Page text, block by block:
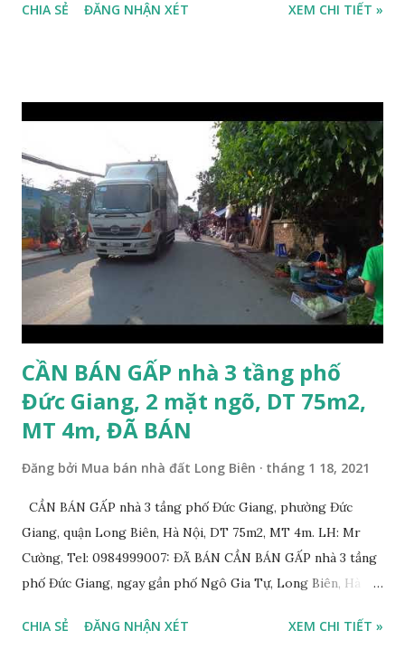
Cổ Linh, ngõ trước nhà rộng 5m, ô tô để trước nhà được; *
lý: sổ đỏ chính chủ; * Giá bán: 3,1 tỷ, có thương lượng với
khách thiện chí mua nhanh trước Tết Âm lịch; Thông tin
tiện ích xung quanh nhà Ngõ 206 đường Cổ Linh cần bán
trước Tết Âm lịch; * Nhà nằm trong ngõ 206 đường Cổ Linh,
trước nhà là khoảng sân rộng ô tô đỗ cửa; * Cách chợ tạm
cuối ngõ 206 Cổ Linh khoảng 50m; * Cách mặt đường Cổ
Linh khoảng 150m; * Cách siêu thị Aeon Mall Long Biên
khoảng 200m; * Cách chân cầu Vĩnh Tuy khoảng 300m; *
Cách Trường Tiểu học Đoàn Kết, Trường cấ...
CHIA SẺ ĐĂNG NHẬN XÉT XEM CHI TIẾT »
CẦN BÁN GẤP nhà 3 tầng phố
Đức Giang, 2 mặt ngõ, DT 75m2,
MT 4m, ĐÃ BÁN
Đăng bởi Mua bán nhà đất Long Biên tháng 1 18, 2021
CẦN BÁN GẤP nhà 3 tầng phố Đức Giang, phường Đức
Giang, quận Long Biên, Hà Nội, DT 75m2, MT 4m. LH: Mr
Cường, Tel: 0984999007: ĐÃ BÁN CẦN BÁN GẤP nhà 3 tầng
phố Đức Giang, ngay gần phố Ngô Gia Tự, Long Biên, Hà
2011, diện tích: 75m2, mặt tiền 4m, 2 mặt đường trước sau
CHIA SẺ ĐĂNG NHẬN XÉT XEM CHI TIẾT »